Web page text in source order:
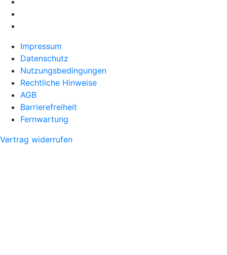
Impressum
Datenschutz
Nutzungsbedingungen
Rechtliche Hinweise
AGB
Barrierefreiheit
Fernwartung
Vertrag widerrufen